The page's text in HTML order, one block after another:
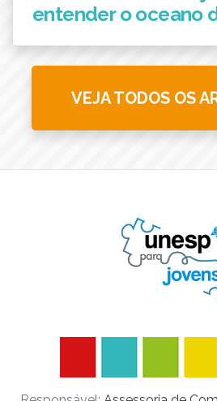
entender o oceano
VEJA TODOS OS